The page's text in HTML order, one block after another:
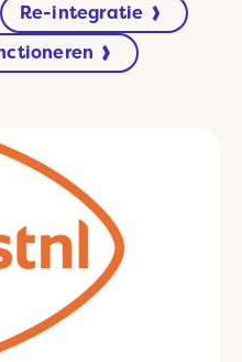
Re-integratie